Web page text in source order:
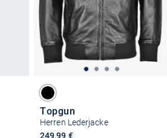
Topgun
Herren Lederjacke
249,99 €